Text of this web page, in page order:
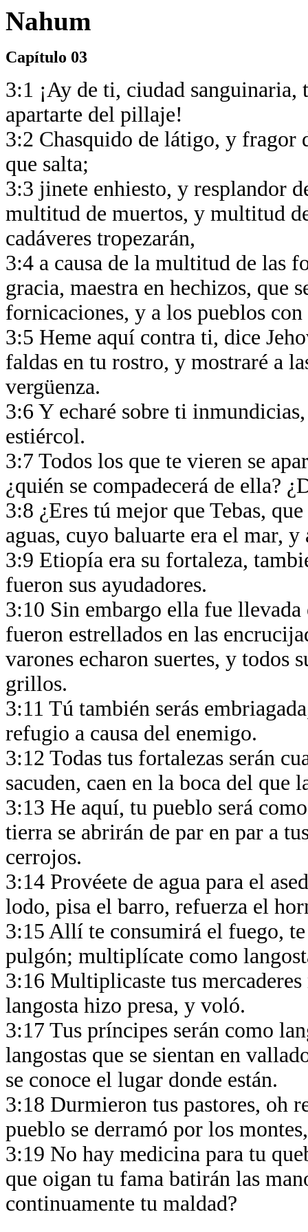
Nahum
Capítulo 03
3:1 ¡Ay de ti, ciudad
apartarte del pillaje!
3:2 Chasquido de látigo, y fragor
que salta;
3:3 jinete enhiesto, y resplandor
multitud de muertos, y multitud
cadáveres tropezarán,
3:4 a causa de la multitud de las
gracia, maestra en hechizos, que
fornicaciones, y a los pueblos
3:5 Heme aquí contra ti, dice
faldas en tu rostro, y mostraré a
vergüenza.
3:6 Y echaré sobre ti
estiércol.
3:7 Todos los que te vieren se
¿quién se compadecerá de ella?
3:8 ¿Eres tú mejor que Tebas,
aguas, cuyo baluarte era el mar,
3:9 Etiopía era su fortaleza,
fueron sus ayudadores.
3:10 Sin embargo ella fue
fueron estrellados en las
varones echaron suertes, y todos
grillos.
3:11 Tú también serás
refugio a causa del enemigo.
3:12 Todas tus fortalezas serán
sacuden, caen en la boca del que
3:13 He aquí, tu pueblo será
tierra se abrirán de par en par a
cerrojos.
3:14 Provéete de agua para el
lodo, pisa el barro, refuerza el
3:15 Allí te consumirá el fuego,
pulgón; multiplícate como
3:16 Multiplicaste tus
langosta hizo presa, y voló.
3:17 Tus príncipes serán como
langostas que se sientan en
se conoce el lugar donde están.
3:18 Durmieron tus pastores, oh
pueblo se derramó por los
3:19 No hay medicina para tu
que oigan tu fama batirán las
continuamente tu maldad?